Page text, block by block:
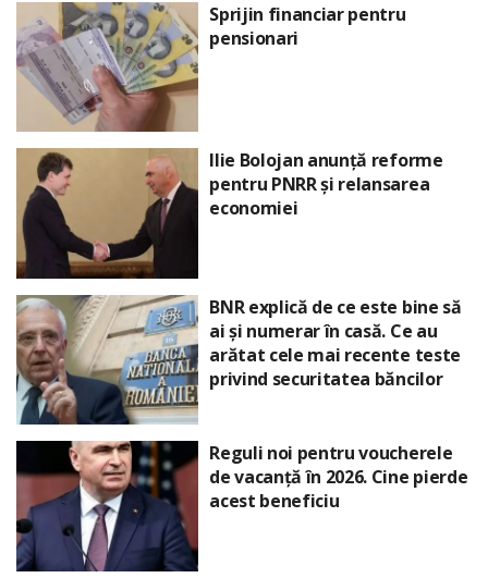
Sprijin financiar pentru
pensionari
Ilie Bolojan anunță reforme
pentru PNRR și relansarea
economiei
BNR explică de ce este bine să
ai și numerar în casă. Ce au
arătat cele mai recente teste
privind securitatea băncilor
Reguli noi pentru voucherele
de vacanță în 2026. Cine pierde
acest beneficiu